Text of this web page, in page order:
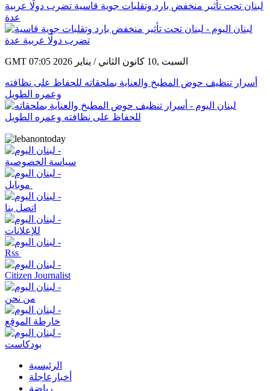
لبنان تحت تأثير منخفض بارد وتقلبات جوية قاسية تضرب دولًا عربية
عدة
GMT 07:05 2026 السبت ,10 كانون الثاني / يناير
أسرار تنظيف حوض المطبخ والعناية بملحقاته للحفاظ على نظافته
وعمره الطويل
سياسة الخصوصية
اتصل بنا
للإعلانات
Rss
Citizen Journalist
من نحن
خارطة الموقع
بودكاست
الرئيسية
أخبارعاجلة
رياضة